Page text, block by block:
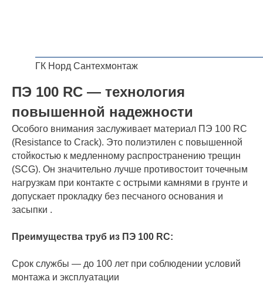
ГК Норд Сантехмонтаж
ПЭ 100 RC — технология
повышенной надежности
Особого внимания заслуживает материал ПЭ 100 RC
(Resistance to Crack). Это полиэтилен с повышенной
стойкостью к медленному распространению трещин
(SCG). Он значительно лучше противостоит точечным
нагрузкам при контакте с острыми камнями в грунте и
допускает прокладку без песчаного основания и
засыпки .
Преимущества труб из ПЭ 100 RC:
Срок службы — до 100 лет при соблюдении условий
монтажа и эксплуатации